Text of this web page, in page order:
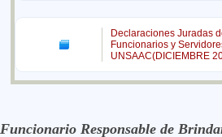
Declaraciones Juradas
Funcionarios y
UNSAAC(DICIEMBRE
Funcionario Responsable de